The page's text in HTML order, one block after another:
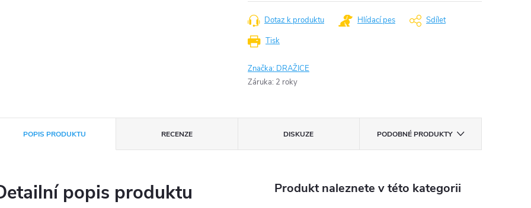
Tisk
Dotaz k produktu Hlídací pes Sdílet
Značka: DRAŽICE
Záruka: 2 roky
POPIS PRODUKTU RECENZE DISKUZE PODOBNÉ PRODUKTY
popis produktu Produkt naleznete v této kategorii